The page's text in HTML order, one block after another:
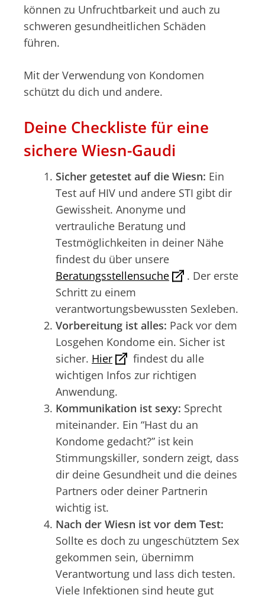
können zu Unfruchtbarkeit und auch zu
schweren gesundheitlichen Schäden
führen.
Mit der Verwendung von Kondomen
schützt du dich und andere.
Deine Checkliste für eine
sichere Wiesn-Gaudi
Sicher getestet auf die Wiesn: Ein
Test auf HIV und andere STI gibt dir
Gewissheit. Anonyme und
vertrauliche Beratung und
Testmöglichkeiten in deiner Nähe
findest du über unsere
Beratungsstellensuche
. Der erste
Schritt zu einem
verantwortungsbewussten Sexleben.
Vorbereitung ist alles: Pack vor dem
Losgehen Kondome ein. Sicher ist
sicher. Hier
findest du alle
wichtigen Infos zur richtigen
Anwendung.
Kommunikation ist sexy: Sprecht
miteinander. Ein “Hast du an
Kondome gedacht?” ist kein
Stimmungskiller, sondern zeigt, dass
dir deine Gesundheit und die deines
Partners oder deiner Partnerin
wichtig ist.
Nach der Wiesn ist vor dem Test:
Sollte es doch zu ungeschütztem Sex
gekommen sein, übernimm
Verantwortung und lass dich testen.
Viele Infektionen sind heute gut